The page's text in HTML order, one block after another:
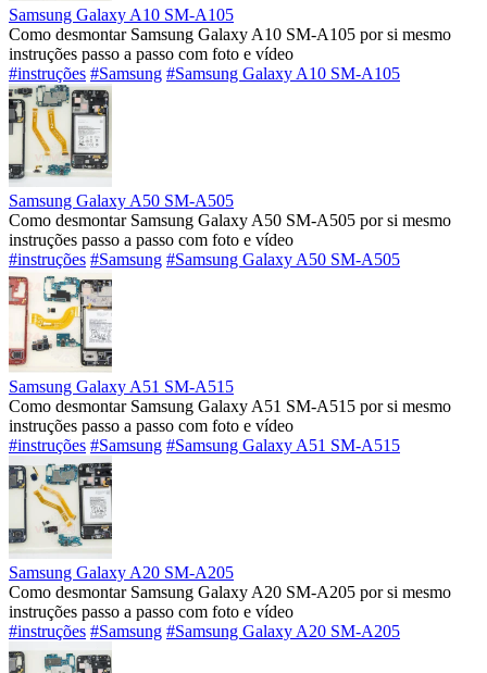
Samsung Galaxy A10 SM-A105
Como desmontar Samsung Galaxy A10 SM-A105 por si mesmo
instruções passo a passo com foto e vídeo
#instruções #Samsung #Samsung Galaxy A10 SM-A105
Samsung Galaxy A50 SM-A505
Como desmontar Samsung Galaxy A50 SM-A505 por si mesmo
instruções passo a passo com foto e vídeo
#instruções #Samsung #Samsung Galaxy A50 SM-A505
Samsung Galaxy A51 SM-A515
Como desmontar Samsung Galaxy A51 SM-A515 por si mesmo
instruções passo a passo com foto e vídeo
#instruções #Samsung #Samsung Galaxy A51 SM-A515
Samsung Galaxy A20 SM-A205
Como desmontar Samsung Galaxy A20 SM-A205 por si mesmo
instruções passo a passo com foto e vídeo
#instruções #Samsung #Samsung Galaxy A20 SM-A205